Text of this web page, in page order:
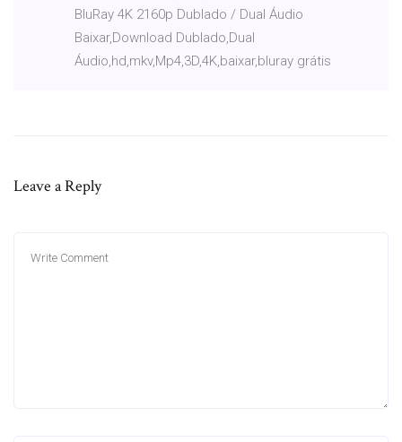
BluRay 4K 2160p Dublado / Dual Áudio
Baixar,Download Dublado,Dual
Áudio,hd,mkv,Mp4,3D,4K,baixar,bluray grátis
Leave a Reply